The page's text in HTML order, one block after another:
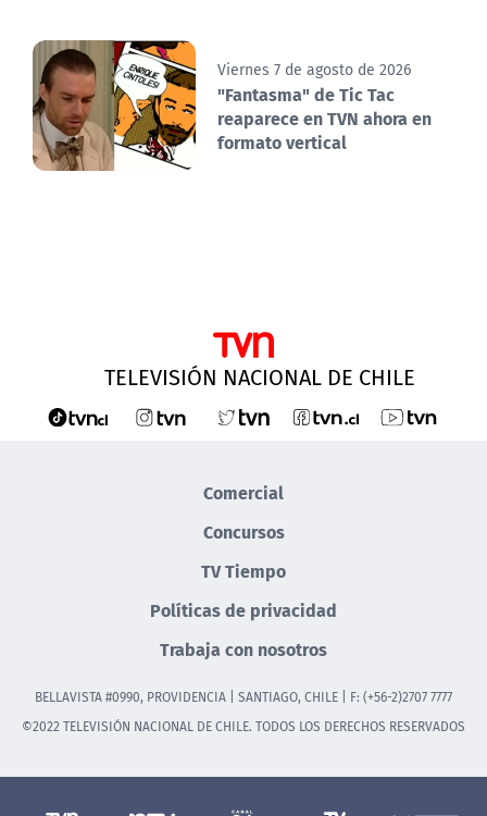
Viernes 7 de agosto de 2026
"Fantasma" de Tic Tac
reaparece en TVN ahora en
formato vertical
TELEVISIÓN NACIONAL DE CHILE
Comercial
Concursos
TV Tiempo
Políticas de privacidad
Trabaja con nosotros
BELLAVISTA #0990, PROVIDENCIA | SANTIAGO, CHILE | F: (+56-2)2707 7777
©2022 TELEVISIÓN NACIONAL DE CHILE. TODOS LOS DERECHOS RESERVADOS